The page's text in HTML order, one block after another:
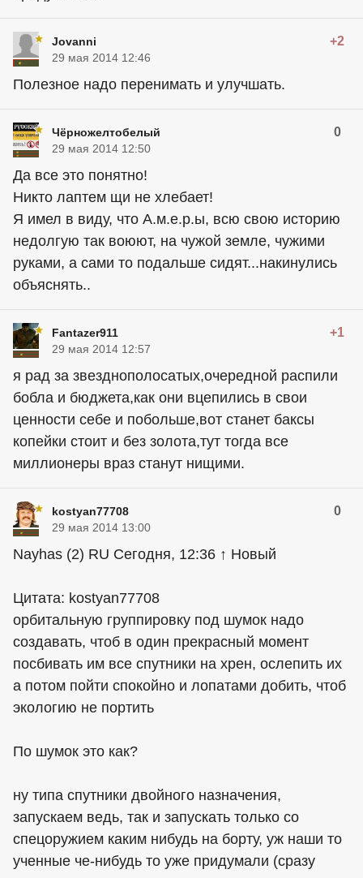
Jovanni +2
29 мая 2014 12:46
Полезное надо перенимать и улучшать.
Чёрножелтобелый 0
29 мая 2014 12:50
Да все это понятно!
Никто лаптем щи не хлебает!
Я имел в виду, что А.м.е.р.ы, всю свою историю
недолгую так воюют, на чужой земле, чужими
руками, а сами то подальше сидят...накинулись
объяснять..
Fantazer911 +1
29 мая 2014 12:57
я рад за звезднополосатых,очередной распили
бобла и бюджета,как они вцепились в свои
ценности себе и побольше,вот станет баксы
копейки стоит и без золота,тут тогда все
миллионеры враз станут нищими.
kostyan77708 0
29 мая 2014 13:00
Nayhas (2) RU Сегодня, 12:36 ↑ Новый
Цитата: kostyan77708
орбитальную группировку под шумок надо
создавать, чтоб в один прекрасный момент
посбивать им все спутники на хрен, ослепить их
а потом пойти спокойно и лопатами добить, чтоб
экологию не портить
По шумок это как?
ну типа спутники двойного назначения,
запускаем ведь, так и запускать только со
спецоружием каким нибудь на борту, уж наши то
ученные че-нибудь то уже придумали (сразу